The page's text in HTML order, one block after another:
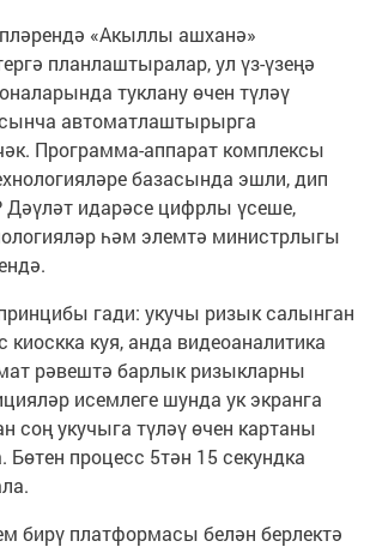
«Акыллы ашханә»
планлаштыралар, ул үз-үзеңә
туклану өчен түләү
автоматлаштырырга
Программа-аппарат комплексы
базасында эшли, дип
Дәүләт идарәсе цифрлы үсеше,
һәм элемтә министрлыгы
гади: укучы ризык салынган
куя, анда видеоаналитика
рәвештә барлык ризыкларны
исемлеге шунда ук экранга
соң укучыга түләү өчен картаны
Бөтен процесс 5тән 15 секундка
бирү платформасы белән берлектә